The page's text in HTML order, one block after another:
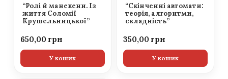
“Ролі й манекени. Із
життя Соломії
Крушельницької”
650,00
У кошик
“Скінченні автомати:
теорія, алгоритми,
складність”
350,00
У кошик